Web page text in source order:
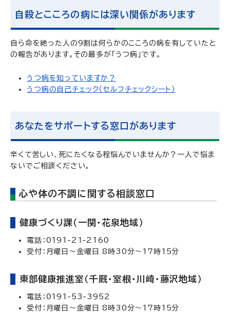
自殺とこころの病には深い関係があります
自ら命を絶った人の9割は何らかのこころの病を有していたと
の報告があります。その最多が「うつ病」です。
うつ病を知っていますか？
うつ病の自己チェック（セルフチェックシート）
あなたをサポートする窓口があります
辛くて苦しい、死にたくなる程悩んでいませんか？一人で悩ま
ないでご相談ください。
心や体の不調に関する相談窓口
健康づくり課（一関・花泉地域）
電話：0191-21-2160
受付：月曜日～金曜日 8時30分～17時15分
東部健康推進室（千厩・室根・川崎・藤沢地域）
電話：0191-53-3952
受付：月曜日～金曜日 8時30分～17時15分